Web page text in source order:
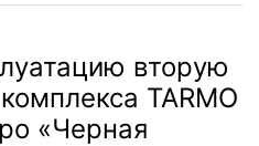
вторую
TARMO
«Черная